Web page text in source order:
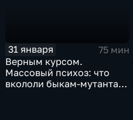
31 января
75 мин
Верным курсом.
Массовый психоз: что
вкололи быкам-мутантам,